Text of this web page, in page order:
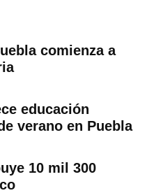
comienza a
educación
verano en Puebla
10 mil 300